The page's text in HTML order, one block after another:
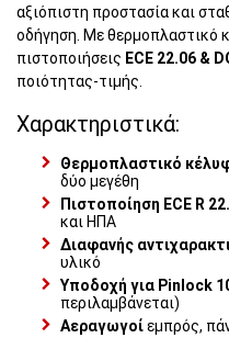
αξιόπιστη προστασία και
οδήγηση. Με θερμοπλαστικό
πιστοποιήσεις ECE 22.06 &
ποιότητας-τιμής.
Χαρακτηριστικά:
Θερμοπλαστικό
δύο μεγέθη
Πιστοποίηση ECE R
και ΗΠΑ
Διαφανής
υλικό
Υποδοχή για Pinlock
περιλαμβάνεται)
Αεραγωγοίεμπρός,